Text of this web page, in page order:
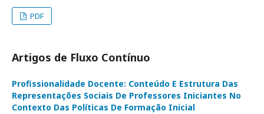
PDF
Artigos de Fluxo Contínuo
Profissionalidade Docente: Conteúdo E Estrutura Das
Representações Sociais De Professores Iniciantes No
Contexto Das Políticas De Formação Inicial